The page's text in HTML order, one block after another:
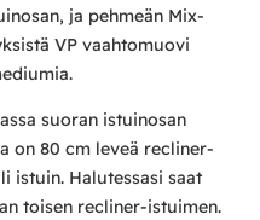
ja pehmeän Mix-
VP vaahtomuovi
suoran istuinosan
on 80 cm leveä recliner-
istuin. Halutessasi saat
toisen recliner-istuimen.